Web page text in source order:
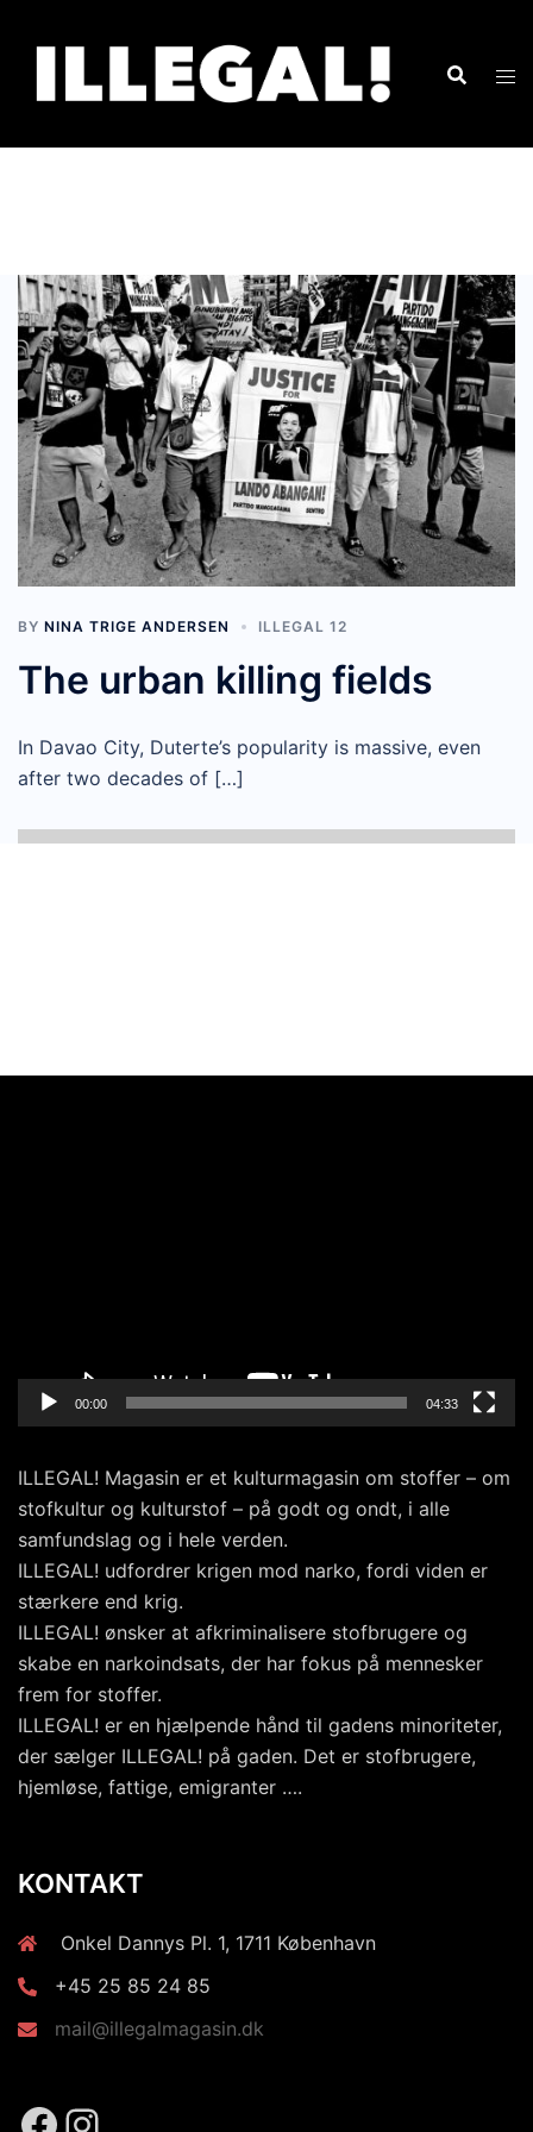
BY NINA TRIGE ANDERSEN ILLEGAL 12
The urban killing fields
In Davao City, Duterte’s popularity is massive, even
after two decades of […]
00:00 04:33
ILLEGAL! Magasin er et kulturmagasin om stoffer – om
stofkultur og kulturstof – på godt og ondt, i alle
samfundslag og i hele verden.
ILLEGAL! udfordrer krigen mod narko, fordi viden er
stærkere end krig.
ILLEGAL! ønsker at afkriminalisere stofbrugere og
skabe en narkoindsats, der har fokus på mennesker
frem for stoffer.
ILLEGAL! er en hjælpende hånd til gadens minoriteter,
der sælger ILLEGAL! på gaden. Det er stofbrugere,
hjemløse, fattige, emigranter ….
KONTAKT
Onkel Dannys Pl. 1, 1711 København
+45 25 85 24 85
mail@illegalmagasin.dk